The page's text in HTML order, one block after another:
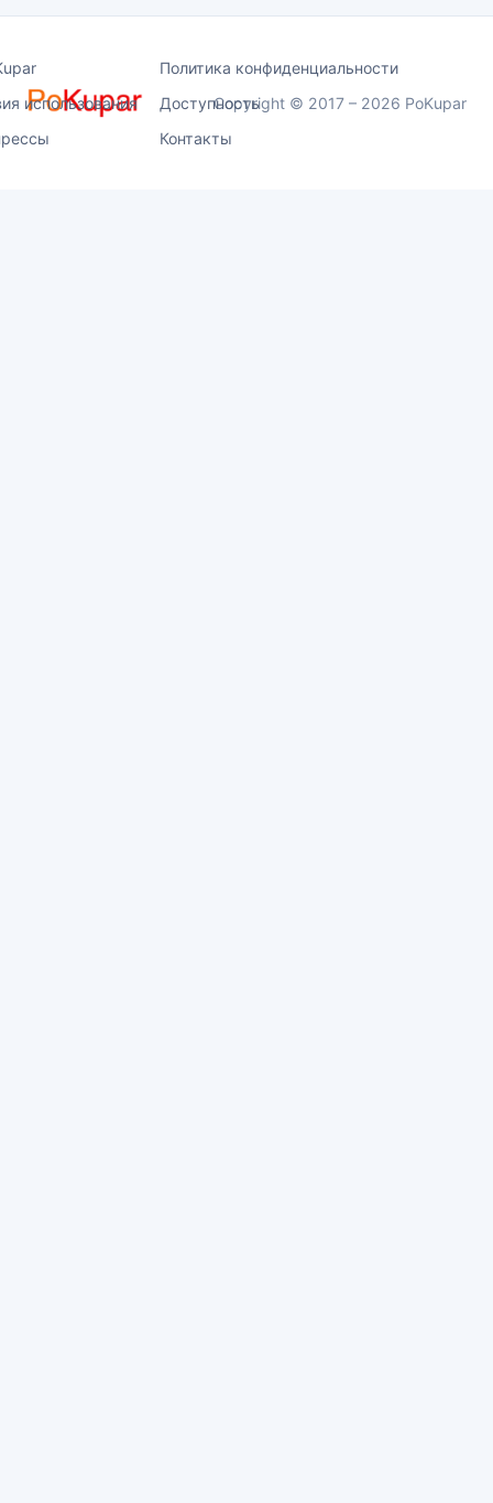
Политика конфиденциальности
использования
Доступность
Контакты
Copyright © 2017 – 2026 PoKupar